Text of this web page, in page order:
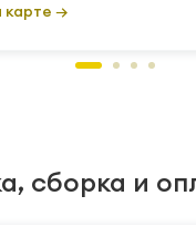
→
сборка и